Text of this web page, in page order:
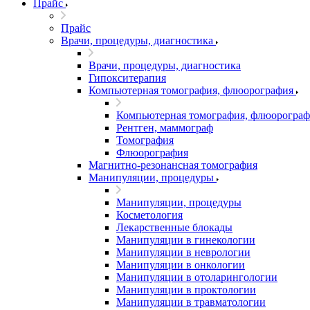
Прайс
Прайс
Врачи, процедуры, диагностика
Врачи, процедуры, диагностика
Гипокситерапия
Компьютерная томография, флюорография
Компьютерная томография,
Рентген, маммограф
Томография
Флюорография
Магнитно-резонансная томография
Манипуляции, процедуры
Манипуляции, процедуры
Косметология
Лекарственные блокады
Манипуляции в гинекологии
Манипуляции в неврологии
Манипуляции в онкологии
Манипуляции в отоларингологии
Манипуляции в проктологии
Манипуляции в травматологии